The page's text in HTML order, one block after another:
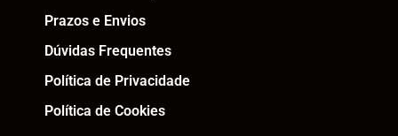
Prazos e Envios
Dúvidas Frequentes
Política de Privacidade
Política de Cookies